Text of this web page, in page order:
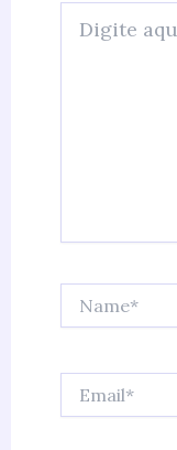
aqui...